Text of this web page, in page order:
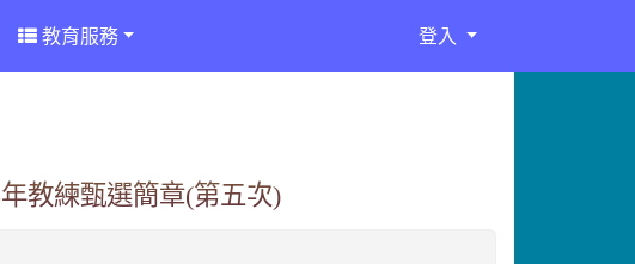
教育服務 登入
教練甄選簡章(第五次)